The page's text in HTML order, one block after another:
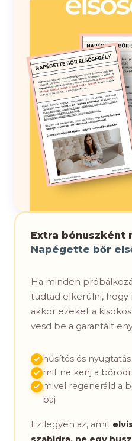
Extra bónuszként
Napégette bőr
Ha minden
tudtad elkerülni, hogy
akkor ezeket a
vesd be a garantált
hűsítés és
mit ne kenj a
mivel regeneráld a
baj
Ez legyen az, amit